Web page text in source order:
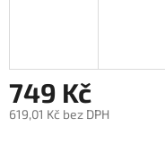
749 Kč
619,01 Kč bez DPH